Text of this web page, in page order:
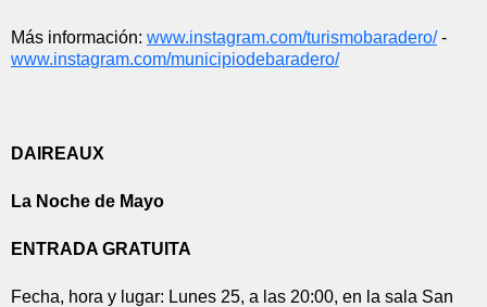
Más información: www.instagram.com/turismobaradero/
www.instagram.com/municipiodebaradero/
DAIREAUX
La Noche de Mayo
ENTRADA GRATUITA
Fecha, hora y lugar: Lunes 25, a las 20:00, en la sala San